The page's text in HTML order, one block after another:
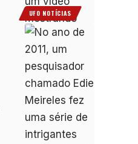
UFO NOTÍCIAS